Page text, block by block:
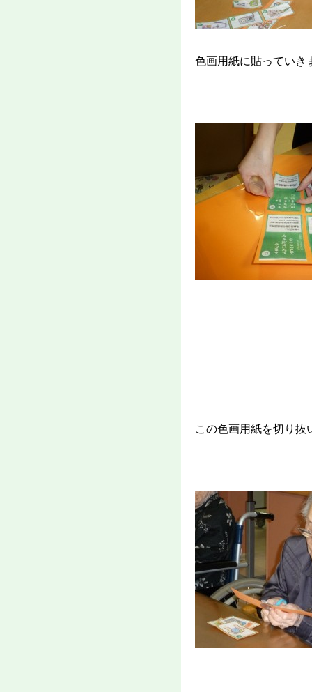
色画用紙に貼っていき
この色画用紙を切り抜